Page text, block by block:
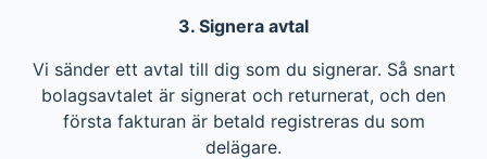
3. Signera avtal
Vi sänder ett avtal till dig som du signerar. Så snart
bolagsavtalet är signerat och returnerat, och den
första fakturan är betald registreras du som
delägare.